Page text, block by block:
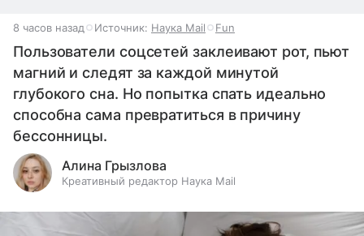
8 часов назад Источник: Наука Mail Fun
Пользователи соцсетей заклеивают рот, пьют
магний и следят за каждой минутой
глубокого сна. Но попытка спать идеально
способна сама превратиться в причину
бессонницы.
Алина Грызлова
Креативный редактор Наука Mail